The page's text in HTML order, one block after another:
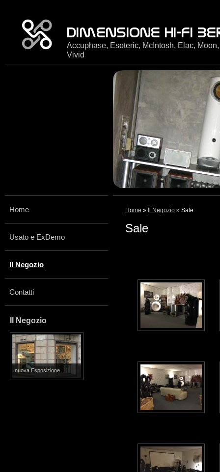
Accuphase, Esoteric, McIntosh, Elac,
Vivid
Home » Il Negozio » Sale
Sale
Home
Usato e ExDemo
Il Negozio
Contatti
Il Negozio
nuova Esposizione